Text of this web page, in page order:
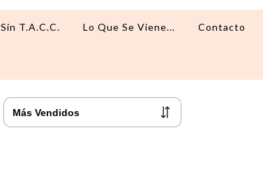
Sin T.A.C.C. Lo Que Se Viene... Contacto